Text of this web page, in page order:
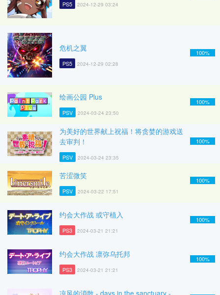
PS5 2024-12-29 03:24
危机之翼
PS5 2024-12-29 02:28
100%
绘画公园 Plus
PSV 2024-03-24 23:50
100%
为美好的世界献上祝福！将贪婪的游戏送
去审判！
PSV 2024-03-24 23:35
100%
苦涩微笑
PSV 2024-03-22 17:51
100%
约会大作战 或守植入
PS3 2024-03-21 21:21
100%
约会大作战 凛弥乌托邦
PS3 2024-03-21 21:21
100%
凉风的消散 - days in the sanctuary -